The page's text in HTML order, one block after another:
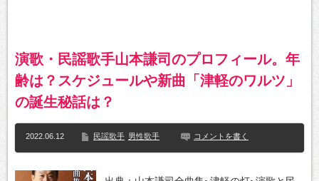
演歌・民謡歌手山本謙司のプロフィール。年
齢は？スケジュールや新曲「津軽のワルツ」
の誕生秘話は？
2022.06.12 民謡歌手 男性歌手 コメントを書く